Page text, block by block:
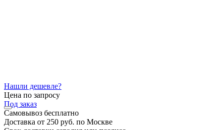
Нашли дешевле?
Цена по запросу
Под заказ
Самовывоз бесплатно
Доставка от 250 руб. по Москве